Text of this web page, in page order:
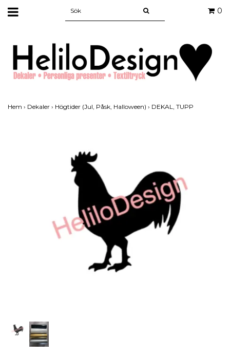
0
Hem › Dekaler › Högtider (Jul, Påsk, Halloween) › DEKAL, TUPP